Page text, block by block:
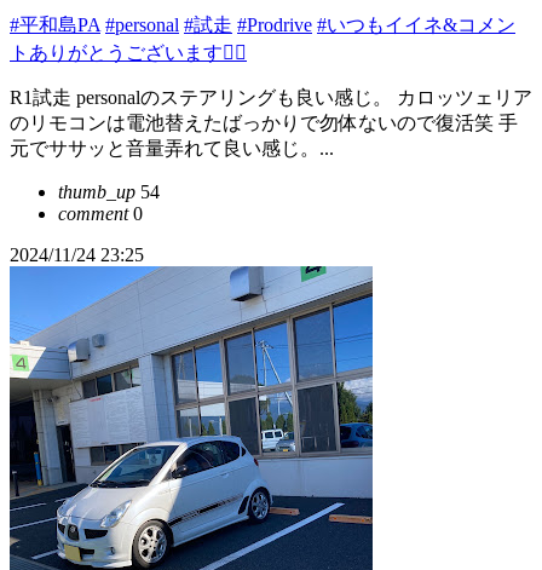
#平和島PA #personal #試走 #Prodrive #いつもイイネ&コメン
トありがとうございます🙇‍♂️
R1試走 personalのステアリングも良い感じ。 カロッツェリア
のリモコンは電池替えたばっかりで勿体ないので復活笑 手
元でササッと音量弄れて良い感じ。...
thumb_up 54
comment0
2024/11/24 23:25